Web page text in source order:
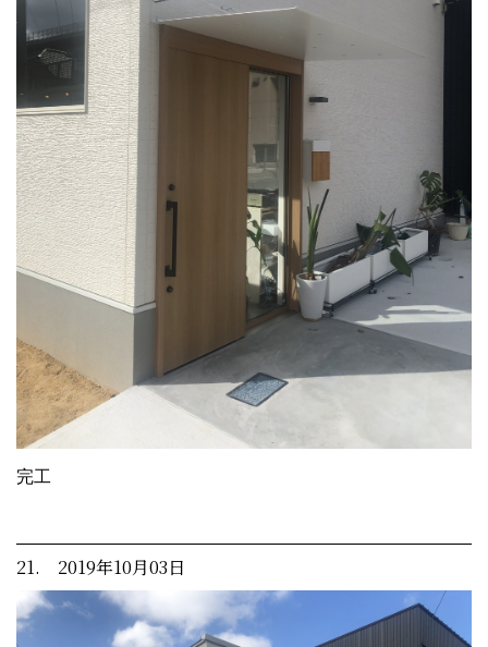
完工
21. 2019年10月03日